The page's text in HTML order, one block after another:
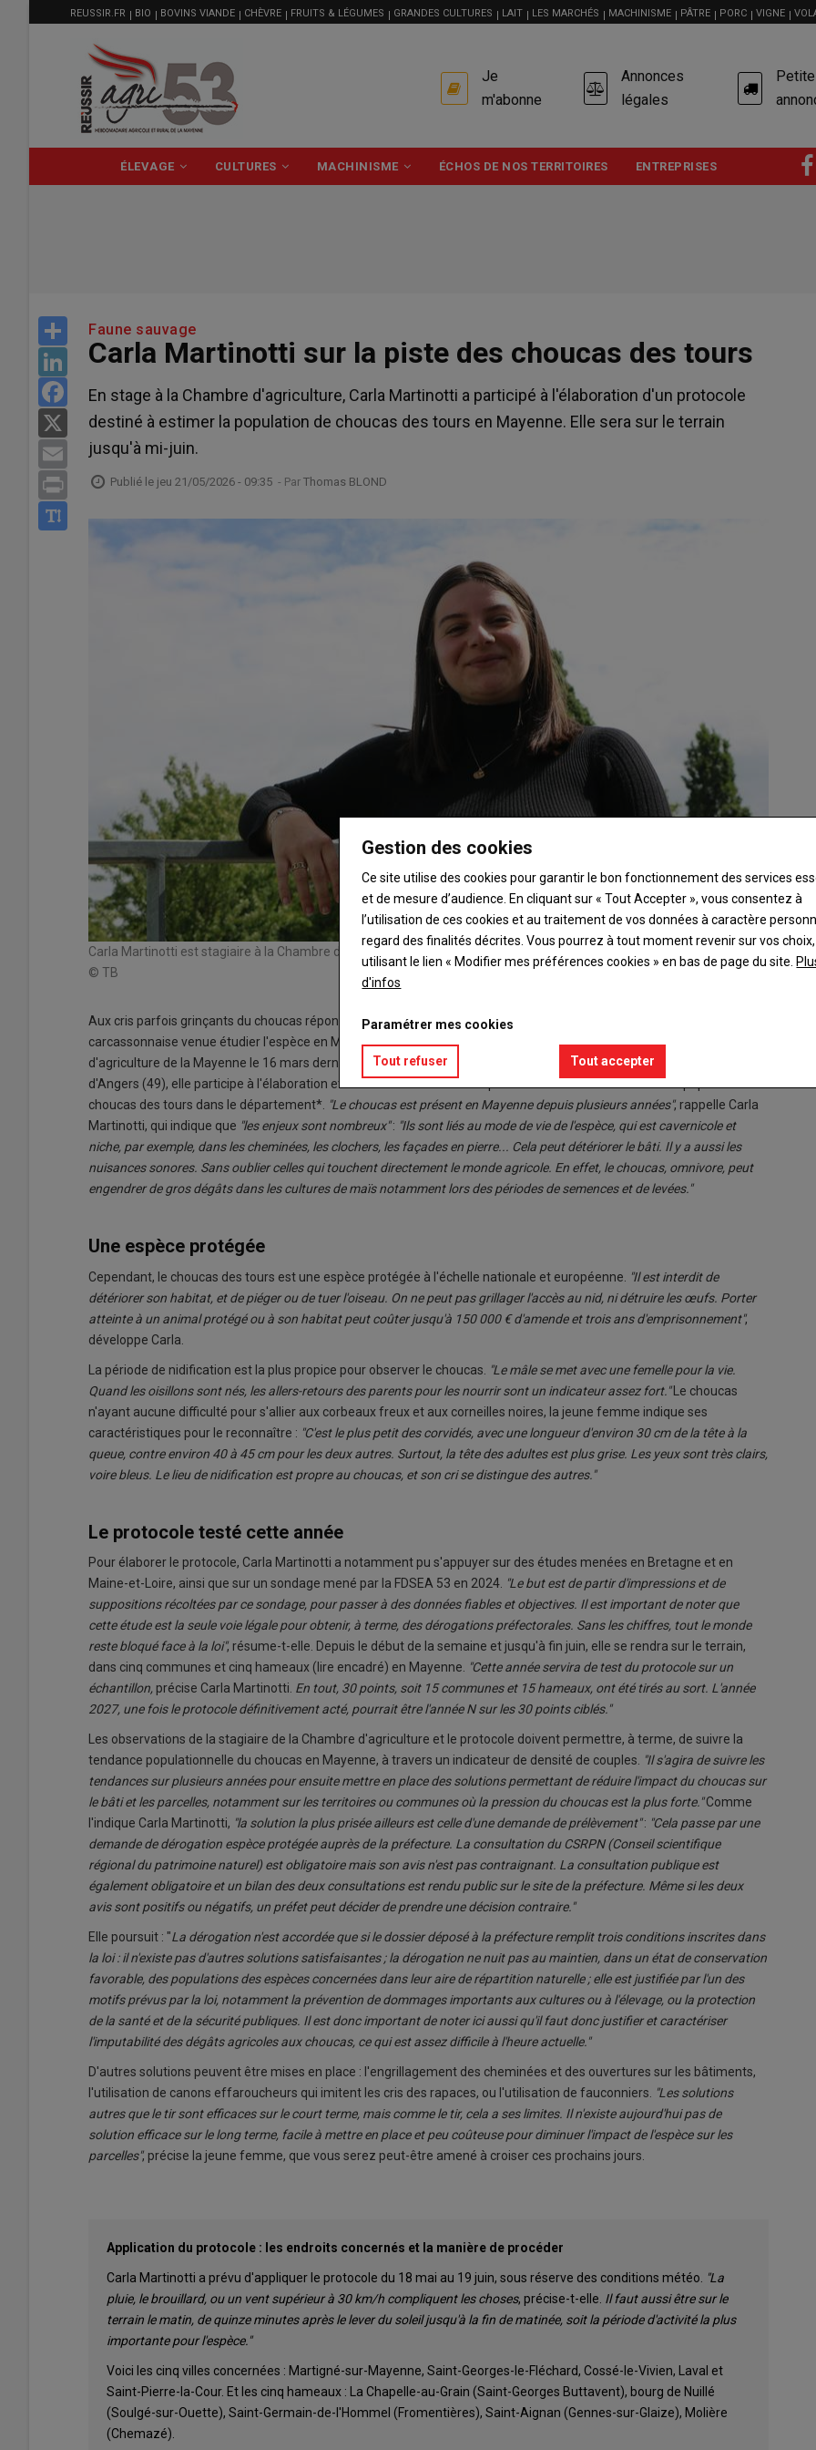
MENU
FILIÈRE
REUSSIR.FR BIO BOVINS VIANDE CHÈVRE FRUITS & LÉGUMES GRANDES CULTURES LAIT LES MARCHÉS MACHINISME PÂTRE PORC VIGNE
USER
ACCOUNT
MENU
Je
m'abonne
Annonces
légales
PRINCIPALE
ÉLEVAGE CULTURES MACHINISME ÉCHOS DE NOS TERRITOIRES ENTREPRISES
Share
LinkedIn
Facebook
Email
Print
Faune sauvage
Carla Martinotti sur la piste des choucas des tours
En stage à la Chambre d'agriculture, Carla Martinotti a participé à l'élaboration d'un protocole
destiné à estimer la population de choucas des tours en Mayenne. Elle sera sur le terrain
jusqu'à mi-juin.
Publié le jeu 21/05/2026 - 09:35 - Par Thomas BLOND
Carla Martinotti est stagiaire à la Chambre d'agriculture de la Mayenne.
© TB
Aux cris parfois grinçants du choucas répond, depuis peu, l'accent chantant de Carla Martinotti, étudiante
carcassonnaise venue étudier l'espèce en Mayenne. Cette dernière a débuté son stage de fin d'études à la Chambre
d'agriculture de la Mayenne le 16 mars dernier. Actuellement en master biodiversité, écologie et évolution à l'UCO
d'Angers (49), elle participe à l'élaboration et à la co-construction d'un protocole utile à l'estimation de la population de
choucas des tours dans le département*. "Le choucas est présent en Mayenne depuis plusieurs années", rappelle Carla
Martinotti, qui indique que "les enjeux sont nombreux": "Ils sont liés au mode de vie de l'espèce, qui est cavernicole et
niche, par exemple, dans les cheminées, les clochers, les façades en pierre... Cela peut détériorer le bâti. Il y a aussi les
nuisances sonores. Sans oublier celles qui touchent directement le monde agricole. En effet, le choucas, omnivore, peut
engendrer de gros dégâts dans les cultures de maïs notamment lors des périodes de semences et de levées."
Une espèce protégée
Cependant, le choucas des tours est une espèce protégée à l'échelle nationale et européenne.
"Il est interdit de
détériorer son habitat, et de piéger ou de tuer l'oiseau. On ne peut pas grillager l'accès au nid, ni détruire les œufs. Porter
atteinte à un animal protégé ou à son habitat peut coûter jusqu'à 150 000 € d'amende et trois ans d'emprisonnement",
développe Carla.
La période de nidification est la plus propice pour observer le choucas.
"Le mâle se met avec une femelle pour la vie.
Quand les oisillons sont nés, les allers-retours des parents pour les nourrir sont un indicateur assez fort."Le choucas
n'ayant aucune difficulté pour s'allier aux corbeaux freux et aux corneilles noires, la jeune femme indique ses
caractéristiques pour le reconnaître : "C'est le plus petit des corvidés, avec une longueur d'environ 30 cm de la tête à la
queue, contre environ 40 à 45 cm pour les deux autres. Surtout, la tête des adultes est plus grise. Les yeux sont très clairs,
voire bleus. Le lieu de nidification est propre au choucas, et son cri se distingue des autres."
Le protocole testé cette année
Pour élaborer le protocole, Carla Martinotti a notamment pu s'appuyer sur des études menées en Bretagne et en
Maine-et-Loire, ainsi que sur un sondage mené par la FDSEA 53 en 2024. "Le but est de partir d'impressions et de
suppositions récoltées par ce sondage, pour passer à des données fiables et objectives. Il est important de noter que
cette étude est la seule voie légale pour obtenir, à terme, des dérogations préfectorales. Sans les chiffres, tout le monde
reste bloqué face à la loi", résume-t-elle. Depuis le début de la semaine et jusqu'à fin juin, elle se rendra sur le terrain,
dans cinq communes et cinq hameaux (lire encadré) en Mayenne. "Cette année servira de test du protocole sur un
échantillon, précise Carla Martinotti. En tout, 30 points, soit 15 communes et 15 hameaux, ont été tirés au sort. L'année
2027, une fois le protocole définitivement acté, pourrait être l'année N sur les 30 points ciblés."
Les observations de la stagiaire de la Chambre d'agriculture et le protocole doivent permettre, à terme, de suivre la
tendance populationnelle du choucas en Mayenne, à travers un indicateur de densité de couples. "Il s'agira de suivre les
tendances sur plusieurs années pour ensuite mettre en place des solutions permettant de réduire l'impact du choucas sur
le bâti et les parcelles, notamment sur les territoires ou communes où la pression du choucas est la plus forte."Comme
l'indique Carla Martinotti, "la solution la plus prisée ailleurs est celle d'une demande de prélèvement": "Cela passe par une
demande de dérogation espèce protégée auprès de la préfecture. La consultation du CSRPN (Conseil scientifique
régional du patrimoine naturel) est obligatoire mais son avis n'est pas contraignant. La consultation publique est
également obligatoire et un bilan des deux consultations est rendu public sur le site de la préfecture. Même si les deux
avis sont positifs ou négatifs, un préfet peut décider de prendre une décision contraire."
Elle poursuit : "La dérogation n'est accordée que si le dossier déposé à la préfecture remplit trois conditions inscrites dans
la loi : il n'existe pas d'autres solutions satisfaisantes ; la dérogation ne nuit pas au maintien, dans un état de conservation
favorable, des populations des espèces concernées dans leur aire de répartition naturelle ; elle est justifiée par l'un des
motifs prévus par la loi, notamment la prévention de dommages importants aux cultures ou à l'élevage, ou la protection
de la santé et de la sécurité publiques. Il est donc important de noter ici aussi qu'il faut donc justifier et caractériser
l'imputabilité des dégâts agricoles aux choucas, ce qui est assez difficile à l'heure actuelle."
D'autres solutions peuvent être mises en place : l'engrillagement des cheminées et des ouvertures sur les bâtiments,
l'utilisation de canons effaroucheurs qui imitent les cris des rapaces, ou l'utilisation de fauconniers. "Les solutions
autres que le tir sont efficaces sur le court terme, mais comme le tir, cela a ses limites. Il n'existe aujourd'hui pas de
solution efficace sur le long terme, facile à mettre en place et peu coûteuse pour diminuer l'impact de l'espèce sur les
parcelles", précise la jeune femme, que vous serez peut-être amené à croiser ces prochains jours.
Application du protocole : les endroits concernés et la manière de procéder
Carla Martinotti a prévu d'appliquer le protocole du 18 mai au 19 juin, sous réserve des conditions météo. "La
pluie, le brouillard, ou un vent supérieur à 30 km/h compliquent les choses, précise-t-elle. Il faut aussi être sur le
terrain le matin, de quinze minutes après le lever du soleil jusqu'à la fin de matinée, soit la période d'activité la plus
importante pour l'espèce."
Voici les cinq villes concernées : Martigné-sur-Mayenne, Saint-Georges-le-Fléchard, Cossé-le-Vivien, Laval et
Saint-Pierre-la-Cour. Et les cinq hameaux : La Chapelle-au-Grain (Saint-Georges Buttavent), bourg de Nuillé
(Soulgé-sur-Ouette), Saint-Germain-de-l'Hommel (Fromentières), Saint-Aignan (Gennes-sur-Glaize), Molière
(Chemazé).
Gestion des cookies
Ce site utilise des cookies pour garantir le bon fonctionnement des services
et de mesure d’audience. En cliquant sur « Tout Accepter », vous consentez à
l’utilisation de ces cookies et au traitement de vos données à caractère
regard des finalités décrites. Vous pourrez à tout moment revenir sur vos
utilisant le lien « Modifier mes préférences cookies » en bas de page du site.
d'infos
Paramétrer mes cookies
Tout refuser Tout accepter